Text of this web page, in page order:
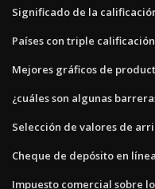
Significado de la
Países con triple calificación
Mejores gráficos de
¿cuáles son algunas
Selección de valores de
Cheque de depósito en
Impuesto comercial sobre